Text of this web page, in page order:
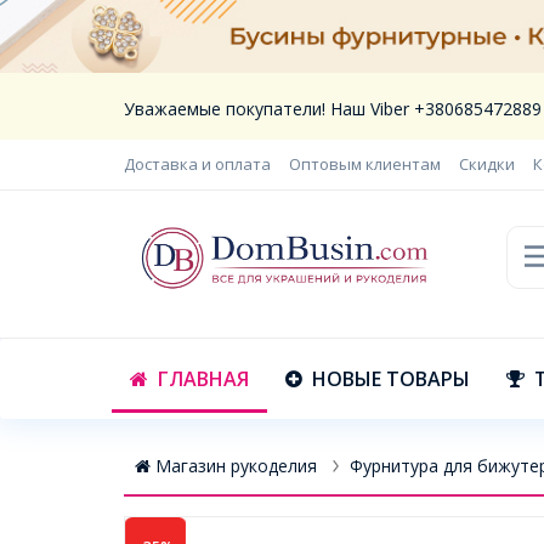
Уважаемые покупатели! Наш Viber
Доставка и оплата Оптовым клиентам Скидки
ГЛАВНАЯ НОВЫЕ ТОВАРЫ
Магазин рукоделия Фурнитура для